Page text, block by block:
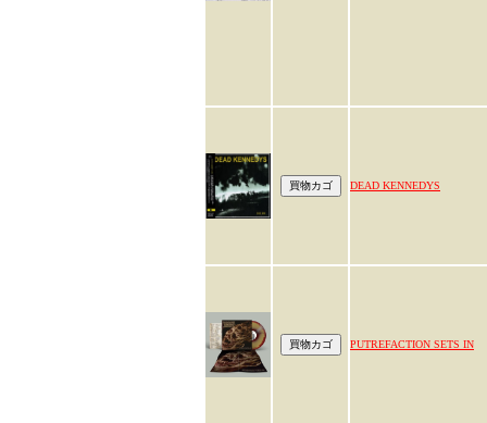
DEAD KENNEDYS
PUTREFACTION SETS IN